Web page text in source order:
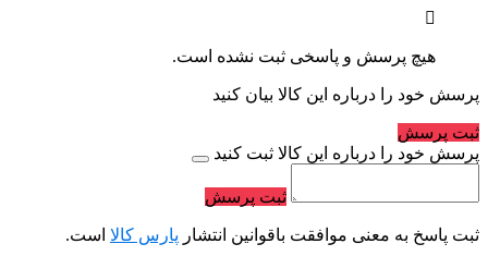
هیچ پرسش و پاسخی ثبت نشده است.
پرسش خود را درباره این کالا بیان کنید
ثبت پرسش
پرسش خود را درباره این کالا ثبت کنید
ثبت پرسش
ثبت پاسخ به معنی موافقت باقوانین انتشار پارس کالا است.